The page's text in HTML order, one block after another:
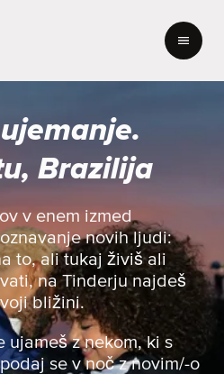
Brazilija
v enem izmed
novih ljudi:
to, ali tukaj živiš ali
na Tinderju najdeš
bližini.
ujameš z nekom, ki s
se v noč z novim/-o